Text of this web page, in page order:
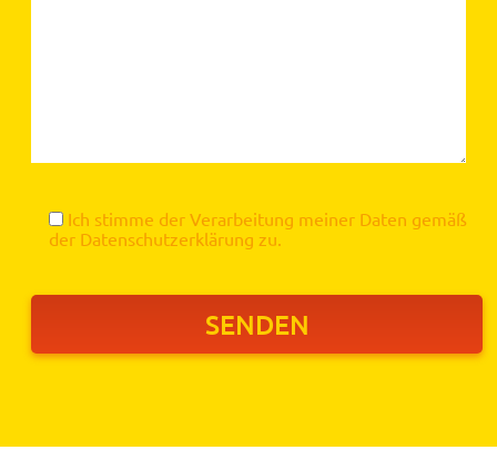
Ich stimme der Verarbeitung meiner Daten gemäß
der Datenschutzerklärung zu.